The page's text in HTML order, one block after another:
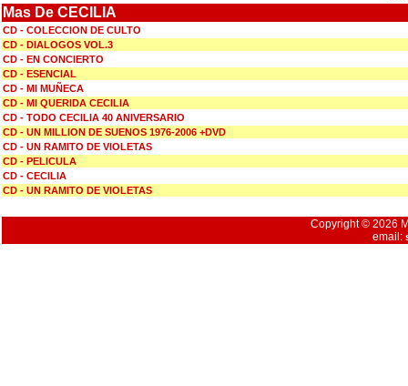
Mas De CECILIA
CD - COLECCION DE CULTO
CD - DIALOGOS VOL.3
CD - EN CONCIERTO
CD - ESENCIAL
CD - MI MUÑECA
CD - MI QUERIDA CECILIA
CD - TODO CECILIA 40 ANIVERSARIO
CD - UN MILLION DE SUENOS 1976-2006 +DVD
CD - UN RAMITO DE VIOLETAS
CD - PELICULA
CD - CECILIA
CD - UN RAMITO DE VIOLETAS
Copyright © 2026
email: